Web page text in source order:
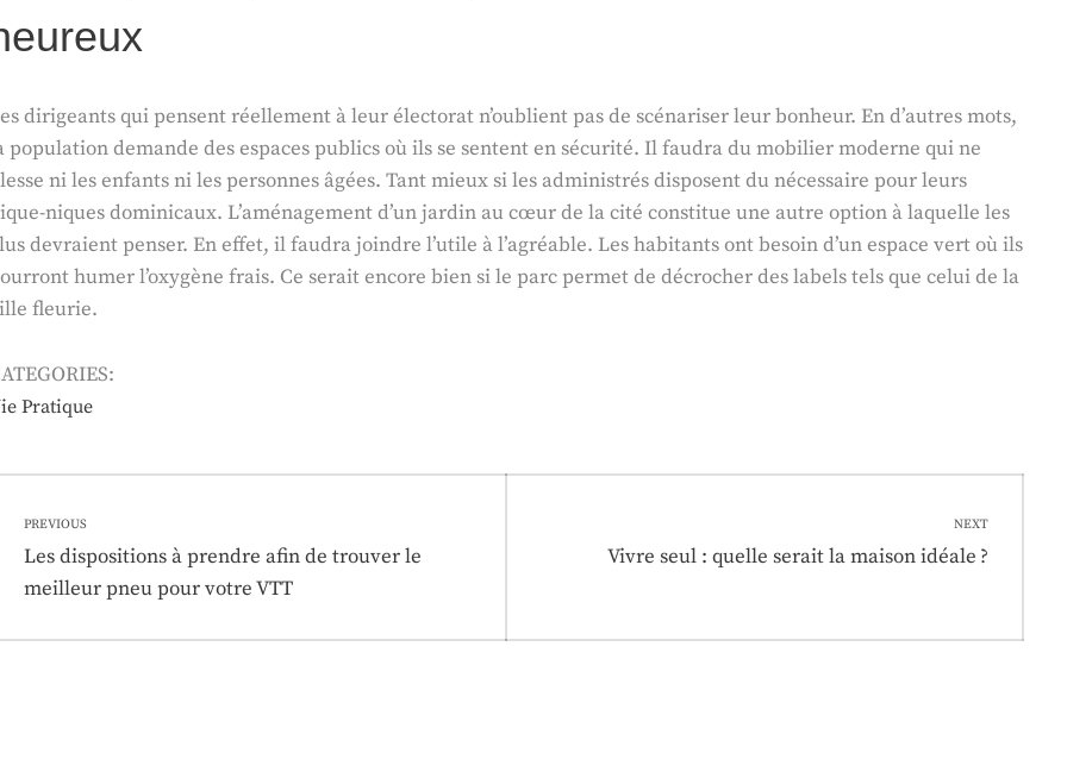
dirigeants qui pensent réellement à leur électorat n’oublient pas de scénariser leur bonheur. En d’autres mots,
population demande des espaces publics où ils se sentent en sécurité. Il faudra du mobilier moderne qui ne
ni les enfants ni les personnes âgées. Tant mieux si les administrés disposent du nécessaire pour leurs
niques dominicaux. L’aménagement d’un jardin au cœur de la cité constitue une autre option à laquelle les
devraient penser. En effet, il faudra joindre l’utile à l’agréable. Les habitants ont besoin d’un espace vert où ils
humer l’oxygène frais. Ce serait encore bien si le parc permet de décrocher des labels tels que celui de la
fleurie.
Pratique
de
PREVIOUS
Previous
post:
Les dispositions à prendre afin de trouver le
meilleur pneu pour votre VTT
NEXT
Next
Vivre seul : quelle serait la maison idéale ?